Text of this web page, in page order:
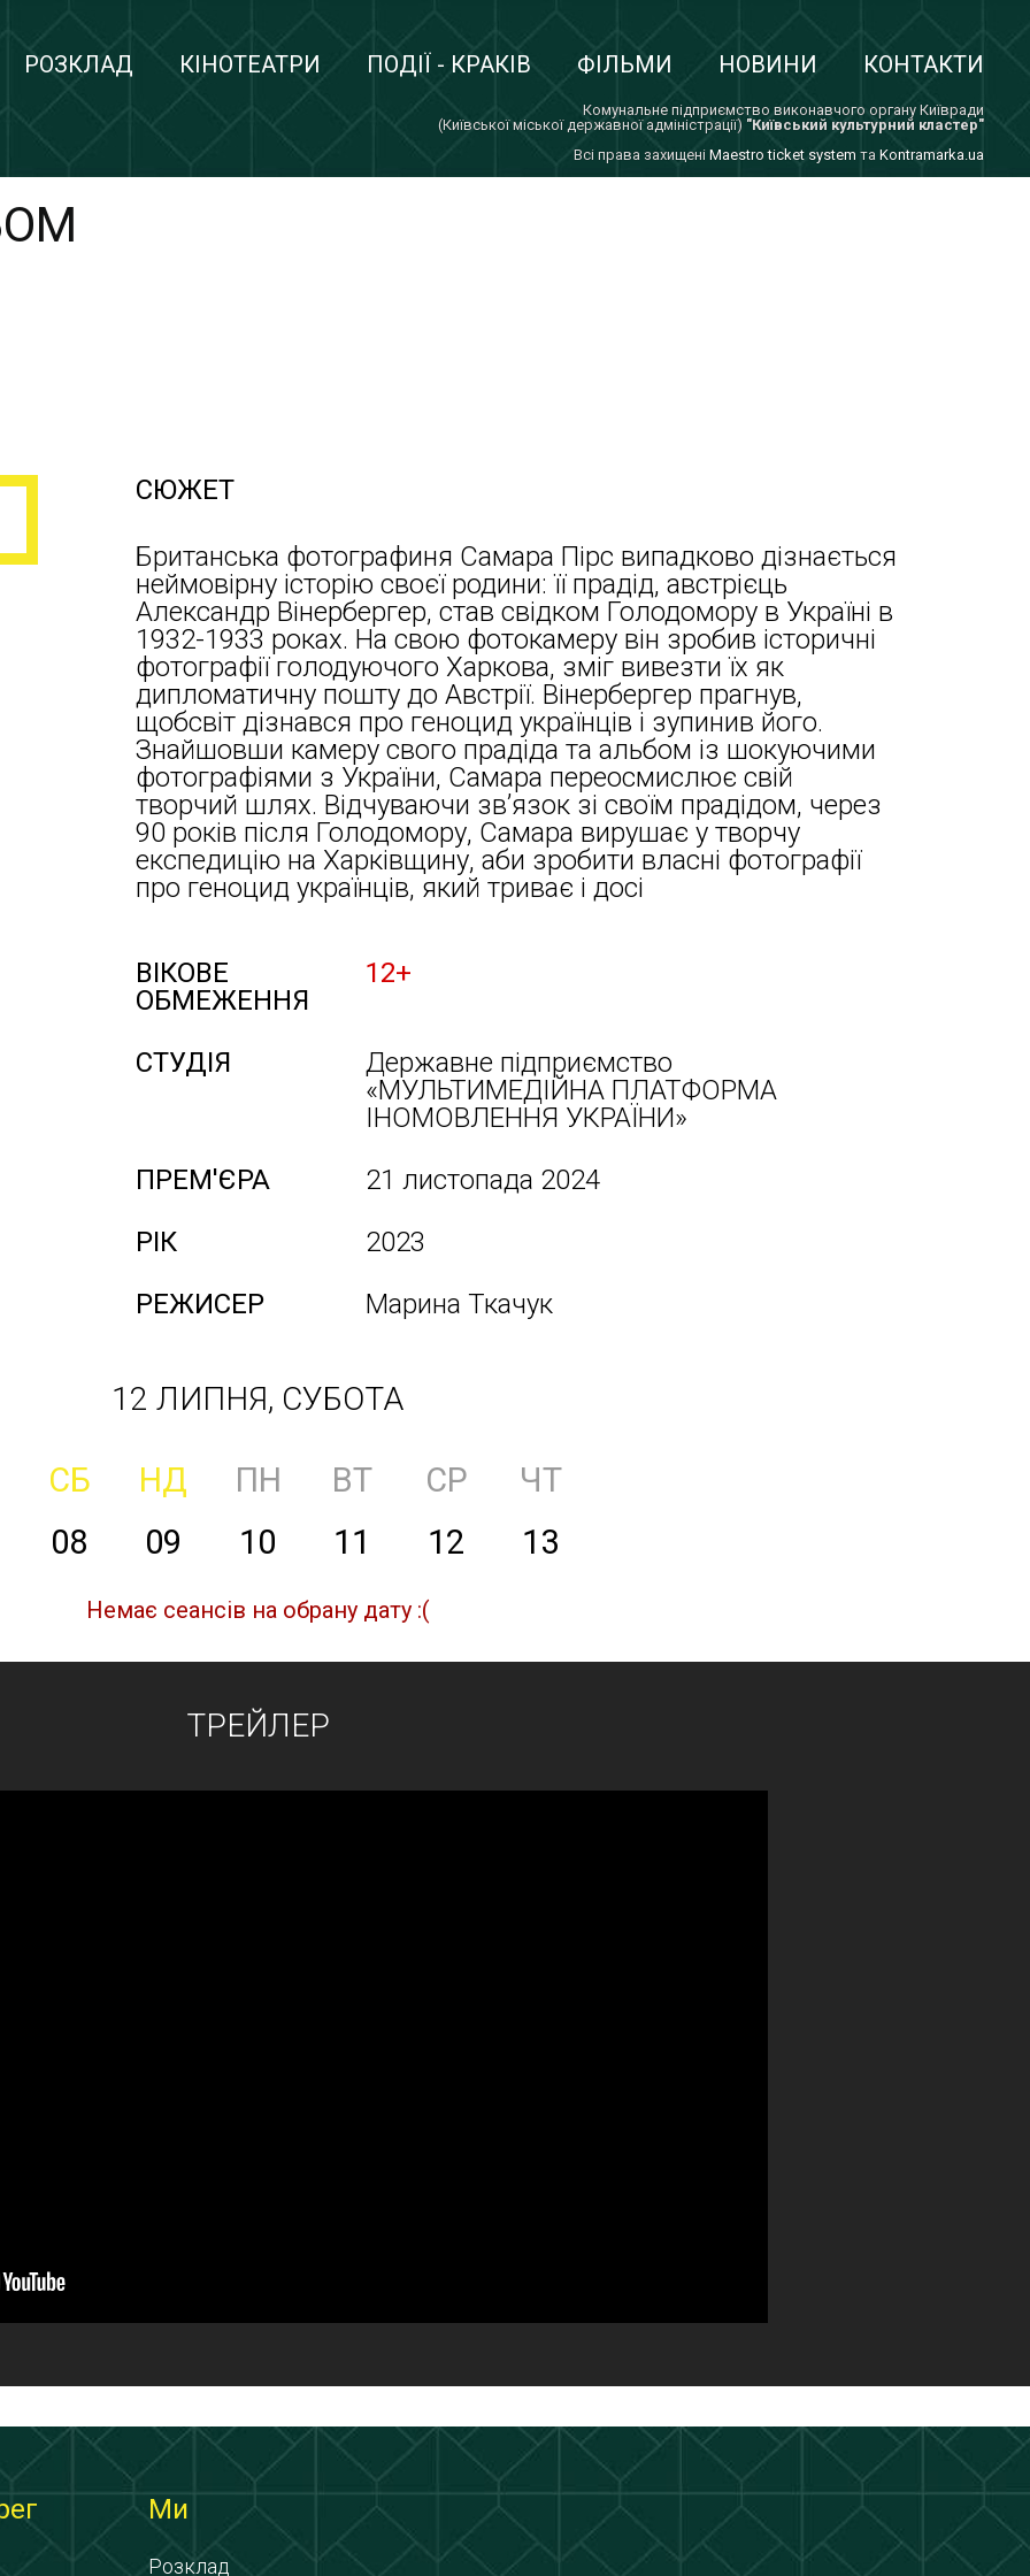
РОЗКЛАД КІНОТЕАТРИ ПОДІЇ - КРАКІВ ФІЛЬМИ НОВИНИ КОНТАКТИ
Комунальне підприємство виконавчого органу Київради
(Київської міської державної адміністрації) "Київський культурний кластер"
Всi права захищенi Maestro ticket system та Kontramarka.ua
СЮЖЕТ
Британська фотографиня Самара Пірс випадково дізнається
неймовірну історію своєї родини: її прадід, австрієць
Александр Вінербергер, став свідком Голодомору в Україні в
1932-1933 роках. На свою фотокамеру він зробив історичні
фотографії голодуючого Харкова, зміг вивезти їх як
дипломатичну пошту до Австрії. Вінербергер прагнув,
щобсвіт дізнався про геноцид українців і зупинив його.
Знайшовши камеру свого прадіда та альбом із шокуючими
фотографіями з України, Самара переосмислює свій
творчий шлях. Відчуваючи зв’язок зі своїм прадідом, через
90 років після Голодомору, Самара вирушає у творчу
експедицію на Харківщину, аби зробити власні фотографії
про геноцид українців, який триває і досі
ВІКОВЕ
ОБМЕЖЕННЯ
12+
СТУДІЯ
Державне підприємство
«МУЛЬТИМЕДІЙНА ПЛАТФОРМА
ІНОМОВЛЕННЯ УКРАЇНИ»
ПРЕМ'ЄРА
21 листопада 2024
РІК
2023
РЕЖИСЕР
Марина Ткачук
12 ЛИПНЯ, СУБОТА
СБ НД ПН ВТ СР
ЧТ
08 09 10 11 12 13
Немає сеансів на обрану дату :(
ТРЕЙЛЕР
Ми
Розклад